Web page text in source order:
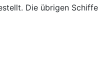
Die übrigen